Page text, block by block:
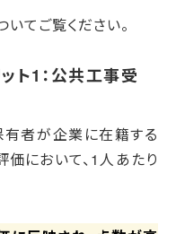
いてご覧ください。
ト1：公共工事受
者が企業に在籍する
において、1人あたり